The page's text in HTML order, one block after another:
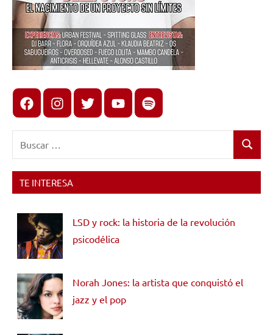
FacebookInstagram
X youtubespotify
Buscar
TE INTERESA
LSD y rock: la historia de la revolución
psicodélica
Norah Jones: la artista que conquistó el
jazz y el pop